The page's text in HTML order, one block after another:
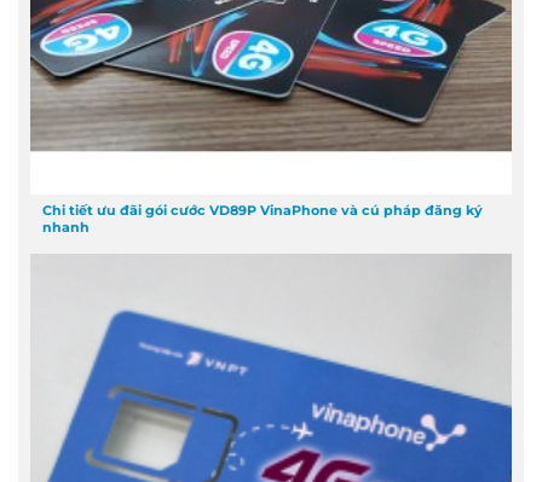
Chi tiết ưu đãi gói cước VD89P VinaPhone và cú pháp đăng ký
nhanh